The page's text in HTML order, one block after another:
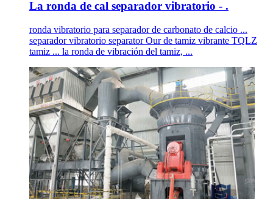
La ronda de cal separador vibratorio - .
ronda vibratorio para separador de carbonato de calcio ...
separador vibratorio separator Our de tamiz vibrante TQLZ
tamiz ... la ronda de vibración del tamiz, ...